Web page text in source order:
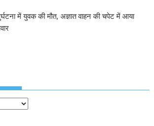
में युवक की मौत, अज्ञात वाहन की चपेट में आया